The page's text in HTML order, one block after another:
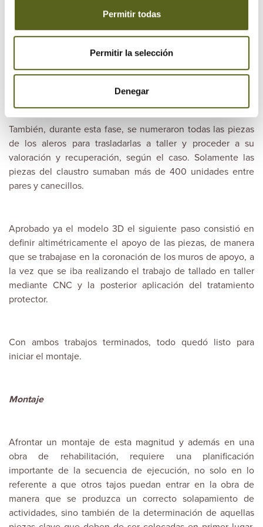
Permitir todas
Permitir la selección
Denegar
Así, inicialmente, durante la fase de desmontaje de la
geométricos necesarios para poder realizar el modelo en
oficina técnica y contrastarlo con todos los agentes
También, durante esta fase, se numeraron todas las piezas
de los aleros para trasladarlas a taller y proceder a su
valoración y recuperación, según el caso. Solamente las
piezas del claustro sumaban más de 400 unidades entre
pares y canecillos.
Aprobado ya el modelo 3D el siguiente paso consistió en
definir altimétricamente el apoyo de las piezas, de manera
que se trabajase en la coronación de los muros de apoyo, a
la vez que se iba realizando el trabajo de tallado en taller
mediante CNC y la posterior aplicación del tratamiento
protector.
Con ambos trabajos terminados, todo quedó listo para
iniciar el montaje.
Montaje
Afrontar un montaje de esta magnitud y además en una
obra de rehabilitación, requiere una planificación
importante de la secuencia de ejecución, no solo en lo
referente a que otros tajos puedan entrar en la obra de
manera que se produzca un correcto solapamiento de
actividades, sino también de la determinación de aquellas